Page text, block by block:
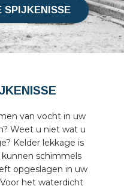
SPIJKENISSE
van vocht in uw
Weet u niet wat u
Kelder lekkage is
schimmels
opgeslagen in uw
het waterdicht